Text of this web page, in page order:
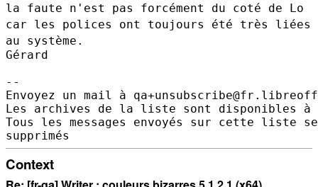
la faute n'est pas forcément du coté de Lo
car les polices ont toujours été très liées
au système.
Gérard
--
Envoyez un mail à
Les archives de la liste sont disponibles à
Tous les messages envoyés sur cette liste
Context